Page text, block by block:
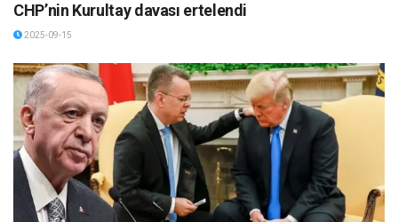
CHP’nin Kurultay davası ertelendi
2025-09-15